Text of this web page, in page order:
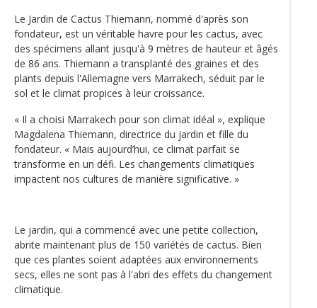
Le Jardin de Cactus Thiemann, nommé d'après son
fondateur, est un véritable havre pour les cactus, avec
des spécimens allant jusqu'à 9 mètres de hauteur et âgés
de 86 ans. Thiemann a transplanté des graines et des
plants depuis l'Allemagne vers Marrakech, séduit par le
sol et le climat propices à leur croissance.
« Il a choisi Marrakech pour son climat idéal », explique
Magdalena Thiemann, directrice du jardin et fille du
fondateur. « Mais aujourd’hui, ce climat parfait se
transforme en un défi. Les changements climatiques
impactent nos cultures de manière significative. »
Le jardin, qui a commencé avec une petite collection,
abrite maintenant plus de 150 variétés de cactus. Bien
que ces plantes soient adaptées aux environnements
secs, elles ne sont pas à l'abri des effets du changement
climatique.